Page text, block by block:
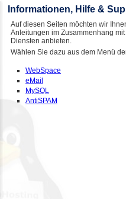
Informationen, Hilfe &
Auf diesen Seiten möchten wir
Anleitungen im Zusammenhang
Diensten anbieten.
Wählen Sie dazu aus dem Menü
WebSpace
eMail
MySQL
AntiSPAM